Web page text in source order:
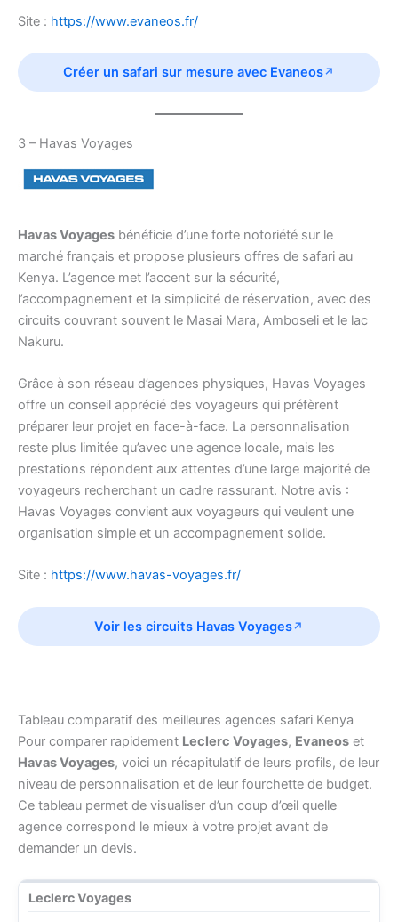
Site : https://www.evaneos.fr/
Créer un safari sur mesure avec Evaneos
3 – Havas Voyages
Havas Voyages bénéficie d’une forte notoriété sur le
marché français et propose plusieurs offres de safari au
Kenya. L’agence met l’accent sur la sécurité,
l’accompagnement et la simplicité de réservation, avec des
circuits couvrant souvent le Masai Mara, Amboseli et le lac
Nakuru.
Grâce à son réseau d’agences physiques, Havas Voyages
offre un conseil apprécié des voyageurs qui préfèrent
préparer leur projet en face-à-face. La personnalisation
reste plus limitée qu’avec une agence locale, mais les
prestations répondent aux attentes d’une large majorité de
voyageurs recherchant un cadre rassurant. Notre avis :
Havas Voyages convient aux voyageurs qui veulent une
organisation simple et un accompagnement solide.
Site : https://www.havas-voyages.fr/
Voir les circuits Havas Voyages
Tableau comparatif des meilleures agences safari Kenya
Pour comparer rapidement Leclerc Voyages, Evaneos et
Havas Voyages, voici un récapitulatif de leurs profils, de leur
niveau de personnalisation et de leur fourchette de budget.
Ce tableau permet de visualiser d’un coup d’œil quelle
agence correspond le mieux à votre projet avant de
demander un devis.
P
Leclerc Voyages